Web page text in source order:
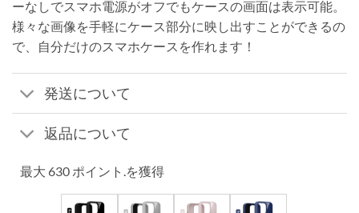
ーなしでスマホ電源がオフでもケースの画面は表示可能。
様々な画像を手軽にケース部分に映し出すことができるの
で、自分だけのスマホケースを作れます！
発送について
返品について
最大 630 ポイント.を獲得